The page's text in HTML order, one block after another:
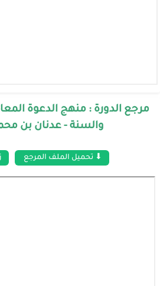
مرجع الدورة : منهج الدعوة
والسنة - عدنان بن
⬇ تحميل الملف المرجع